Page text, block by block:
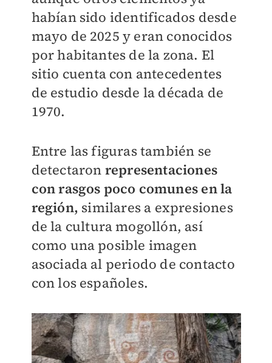
habían sido identificados desde
mayo de 2025 y eran conocidos
por habitantes de la zona. El
sitio cuenta con antecedentes
de estudio desde la década de
1970.
Entre las figuras también se
detectaron representaciones
con rasgos poco comunes en la
región, similares a expresiones
de la cultura mogollón, así
como una posible imagen
asociada al periodo de contacto
con los españoles.